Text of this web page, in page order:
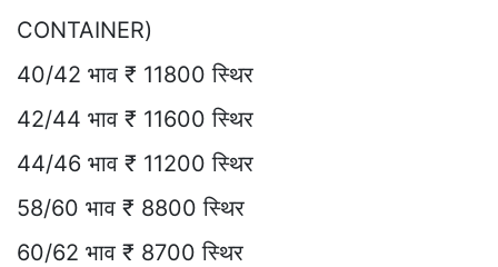
CONTAINER)
40/42 भाव ₹ 11800 स्थिर
42/44 भाव ₹ 11600 स्थिर
44/46 भाव ₹ 11200 स्थिर
58/60 भाव ₹ 8800 स्थिर
60/62 भाव ₹ 8700 स्थिर